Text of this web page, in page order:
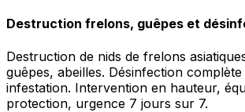
Destruction frelons, guêpes et
Destruction de nids de frelons
guêpes, abeilles. Désinfection
infestation. Intervention en hauteur,
protection, urgence 7 jours sur 7.